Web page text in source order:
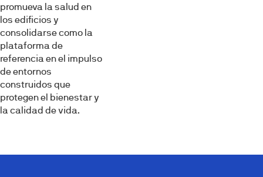
promueva la salud en
los edificios y
consolidarse como la
plataforma de
referencia en el impulso
de entornos
construidos que
protegen el bienestar y
la calidad de vida.